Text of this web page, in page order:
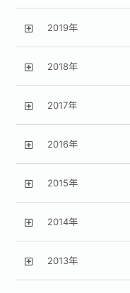
2019年
2018年
2017年
2016年
2015年
2014年
2013年